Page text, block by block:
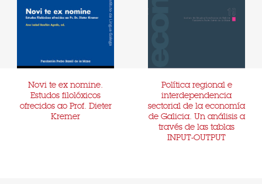
Novi te ex nomine.
Estudos filolóxicos
ofrecidos ao Prof. Dieter
Kremer
Política regional e
interdependencia
sectorial de la economía
de Galicia. Un análisis a
través de las tablas
INPUT-OUTPUT